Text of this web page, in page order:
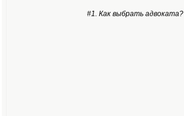
#1. Как выбрать адвоката?